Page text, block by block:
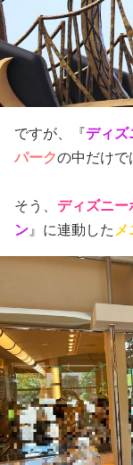
ですが、『 ディズ
パークの中だけで
そう、 ディズニー
ン』に連動したメ